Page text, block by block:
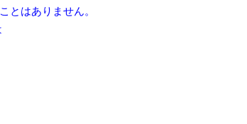
とはありません。